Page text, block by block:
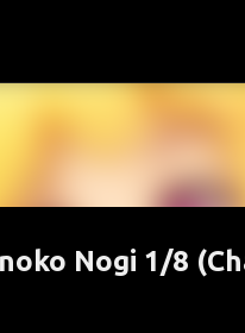
Nogi 1/8